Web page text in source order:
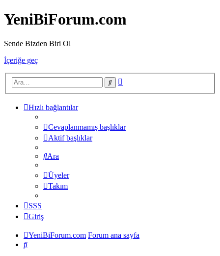
YeniBiForum.com
Sende Bizden Biri Ol
İçeriğe geç
Ara
Hızlı bağlantılar
Cevaplanmamış başlıklar
Aktif başlıklar
Ara
Üyeler
Takım
SSS
Giriş
YeniBiForum.com Forum ana sayfa
Ara